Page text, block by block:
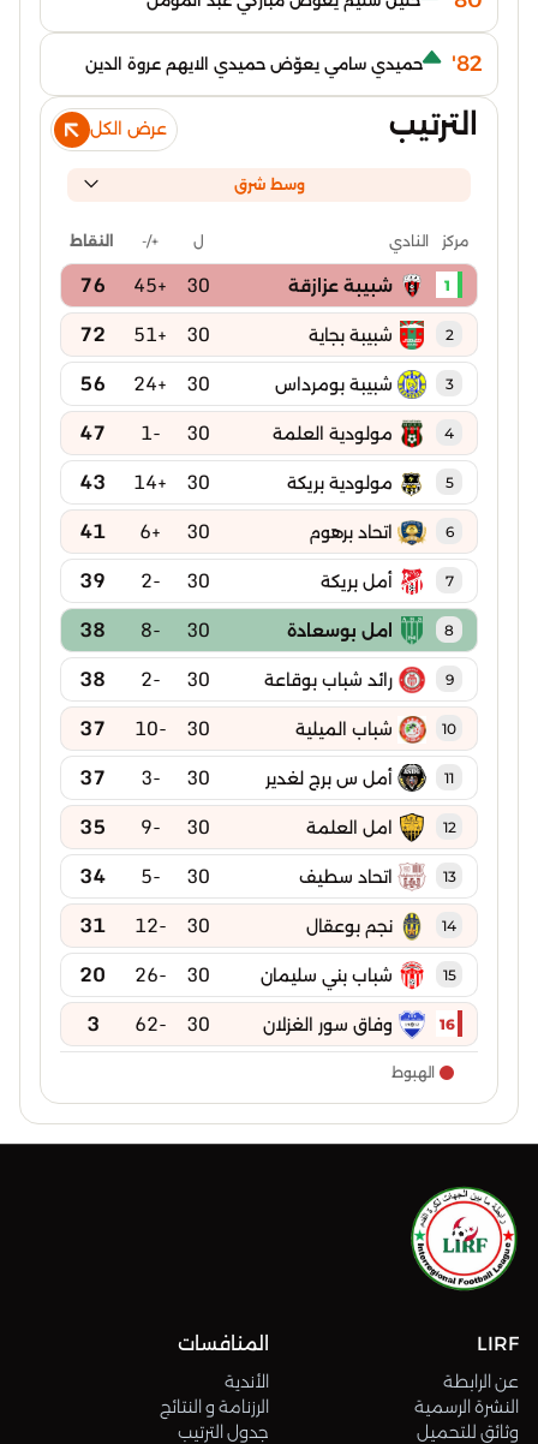
82' حميدي سامي يعوّض حميدي الايهم عروة الدين
الترتيب عرض الكل
وسط شرق
مركز النادي ل +/- النقاط
1 شبيبة عزازقة 30
+45
76
2 شبيبة بجاية 30
+51
72
3 شبيبة بومرداس 30
+24
56
4 مولودية العلمة 30
-1
47
5 مولودية بريكة 30
+14
43
6 اتحاد برهوم 30
+6
41
7 أمل بريكة 30
-2
39
8 امل بوسعادة 30
-8
38
9 رائد شباب بوقاعة 30
-2
38
10 شباب الميلية 30
-10
37
11 أمل س برج لغدير 30
-3
37
12 امل العلمة 30
-9
35
13 اتحاد سطيف 30
-5
34
14 نجم بوعقال 30
-12
31
15 شباب بني سليمان 30
-26
20
16 وفاق سور الغزلان 30
-62
3
الهبوط
LIRF
عن الرابطة
النشرة الرسمية
وثائق للتحميل
المنافسات
الأندية
الرزنامة و النتائج
جدول الترتيب